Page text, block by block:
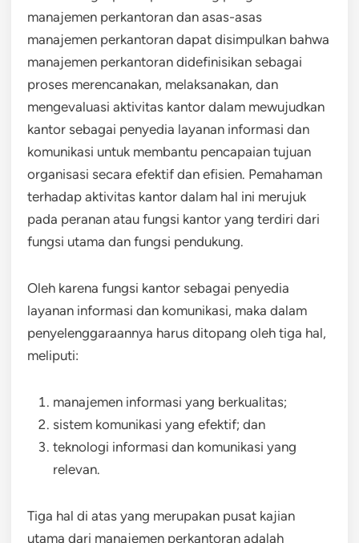
manajemen perkantoran dan asas-asas
manajemen perkantoran dapat disimpulkan bahwa
manajemen perkantoran didefinisikan sebagai
proses merencanakan, melaksanakan, dan
mengevaluasi aktivitas kantor dalam mewujudkan
kantor sebagai penyedia layanan informasi dan
komunikasi untuk membantu pencapaian tujuan
organisasi secara efektif dan efisien. Pemahaman
terhadap aktivitas kantor dalam hal ini merujuk
pada peranan atau fungsi kantor yang terdiri dari
fungsi utama dan fungsi pendukung.
Oleh karena fungsi kantor sebagai penyedia
layanan informasi dan komunikasi, maka dalam
penyelenggaraannya harus ditopang oleh tiga hal,
meliputi:
manajemen informasi yang berkualitas;
sistem komunikasi yang efektif; dan
teknologi informasi dan komunikasi yang
relevan.
Tiga hal di atas yang merupakan pusat kajian
utama dari manajemen perkantoran adalah